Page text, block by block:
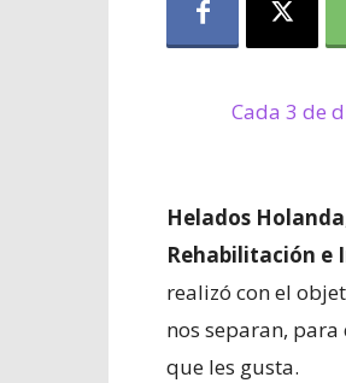
Cada 3 de
Helados Holanda
Rehabilitación e
realizó con el
nos separan,
que les gusta.